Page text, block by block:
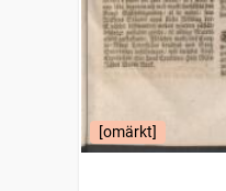
[omärkt]